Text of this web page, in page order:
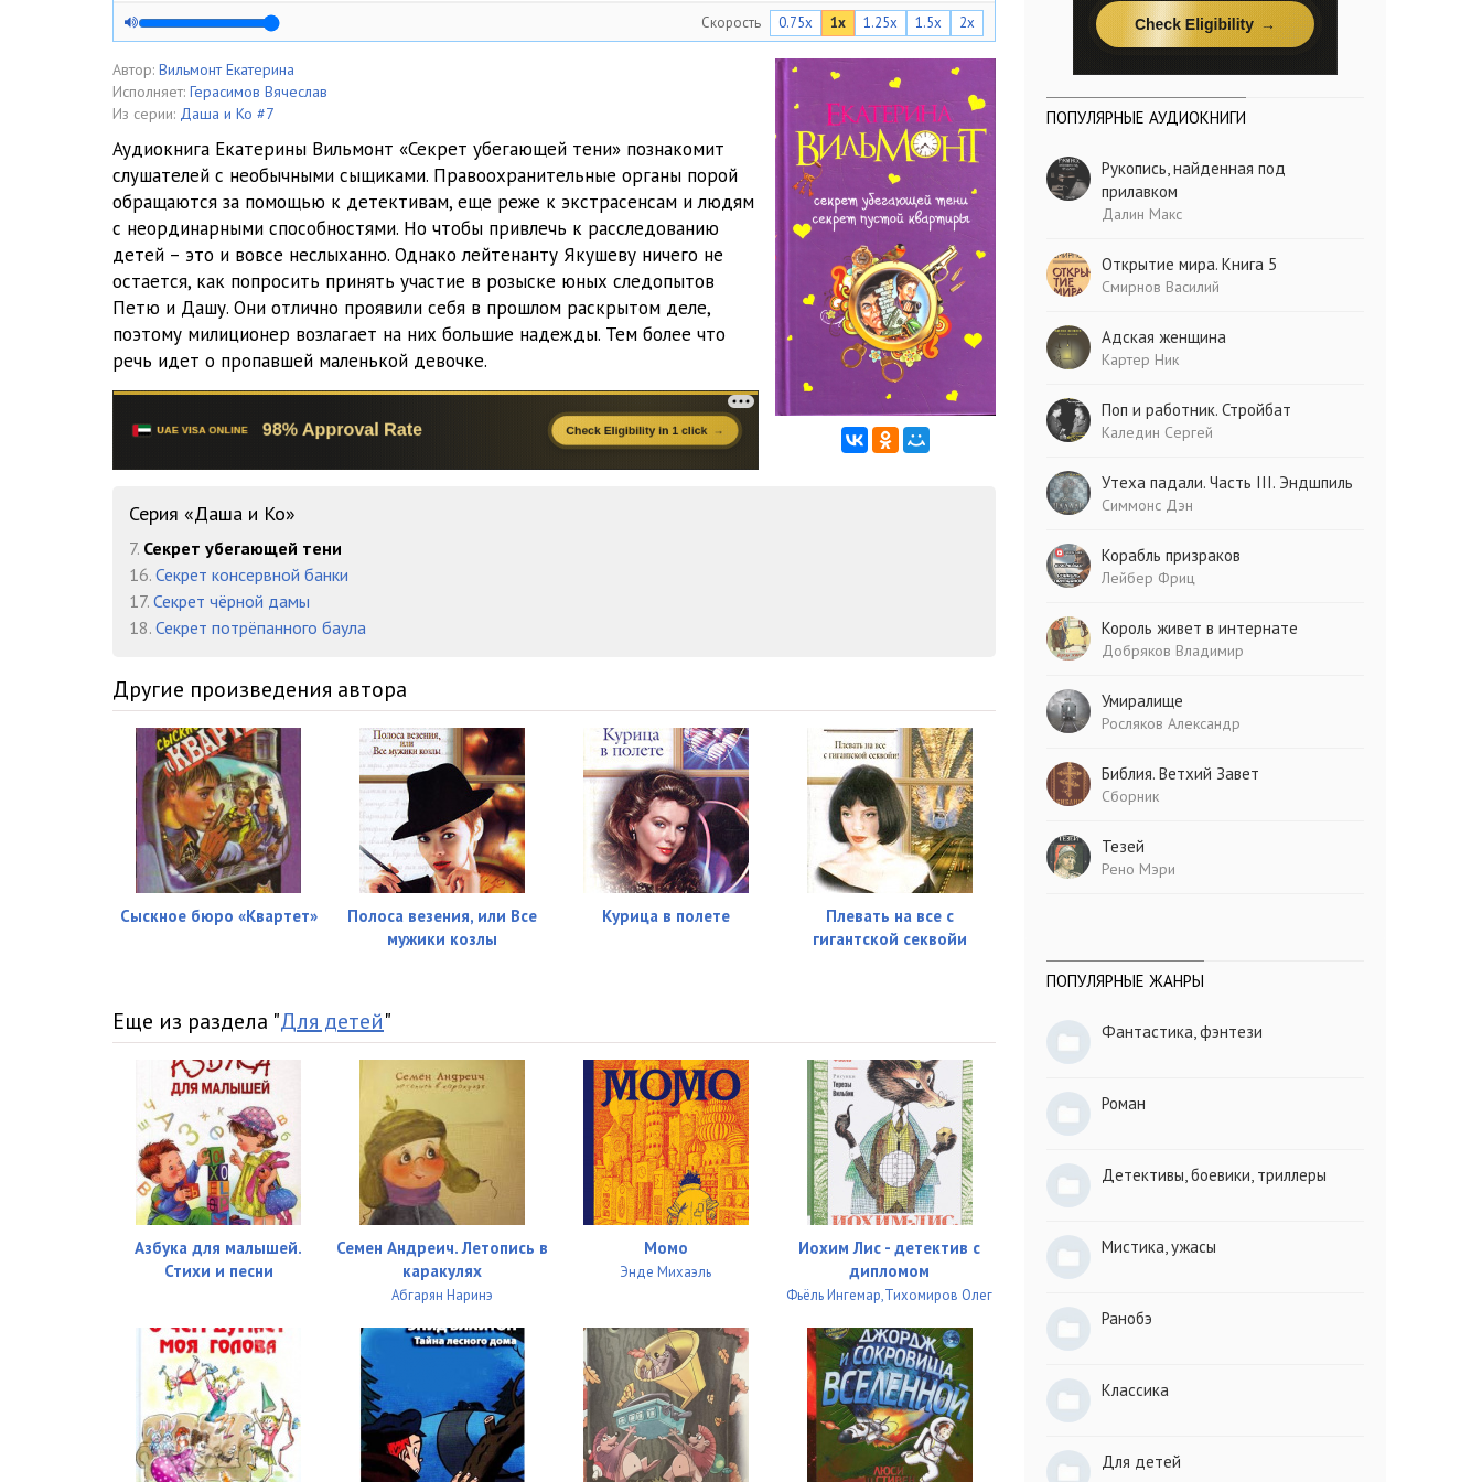
04_Neponyatnaya shema 13:31
05_Versii i predpolozheniya 20:47
06_Zahudalaya bolnitsa 24:42
07_Spasskiy tupik 22:50
08_Spasenie 14:41
09_Ya vas vseh priglashu! 16:34
10_Vecherinka s pesnyami 23:12
11_Voskresnyy zavtrak 18:40
12_Razocharovanie i ustalost
13_Zhenschina v golubom plasche 31:31
15_Ni puha, ni pera!
16_Zvonite v Mur!
17_Obozhayu detektivy
Скорость 0.75x 1x 1.25x 1.5x 2x
Автор: Вильмонт Екатерина
Исполняет: Герасимов Вячеслав
Из серии: Даша и Ко #7
Аудиокнига Екатерины Вильмонт «Секрет убегающей тени» познакомит
слушателей с необычными сыщиками. Правоохранительные органы порой
обращаются за помощью к детективам, еще реже к экстрасенсам и людям
с неординарными способностями. Но чтобы привлечь к расследованию
детей – это и вовсе неслыханно. Однако лейтенанту Якушеву ничего не
остается, как попросить принять участие в розыске юных следопытов
Петю и Дашу. Они отлично проявили себя в прошлом раскрытом деле,
поэтому милиционер возлагает на них большие надежды. Тем более что
речь идет о пропавшей маленькой девочке.
Серия «Даша и Ко»
7. Секрет убегающей тени
16. Секрет консервной банки
17. Секрет чёрной дамы
18. Секрет потрёпанного баула
Другие произведения автора
Сыскное бюро «Квартет»
Полоса везения, или Все
мужики козлы
Курица в полете
Плевать на все с
гигантской секвойи
Еще из раздела "Для детей"
Азбука для малышей.
Стихи и песни
Семен Андреич. Летопись в
каракулях
Абгарян Наринэ
Момо
Энде Михаэль
Иохим Лис - детектив с
дипломом
Фьёль Ингемар,Тихомиров Олег
ПОПУЛЯРНЫЕ АУДИОКНИГИ
Рукопись, найденная под
прилавком
Далин Макс
Открытие мира. Книга 5
Смирнов Василий
Адская женщина
Картер Ник
Поп и работник. Стройбат
Каледин Сергей
Утеха падали. Часть III. Эндшпиль
Симмонс Дэн
Корабль призраков
Лейбер Фриц
Король живет в интернате
Добряков Владимир
Умиралище
Росляков Александр
Библия. Ветхий Завет
Сборник
Тезей
Рено Мэри
ПОПУЛЯРНЫЕ ЖАНРЫ
Фантастика, фэнтези
Роман
Детективы, боевики, триллеры
Мистика, ужасы
Ранобэ
Классика
Для детей